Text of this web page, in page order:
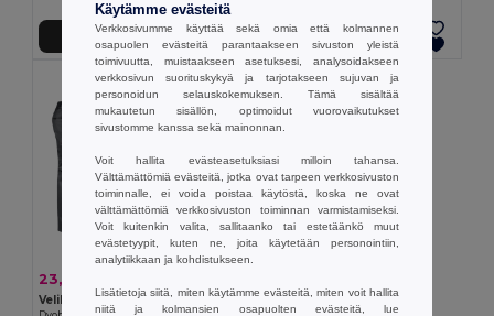
23,52 €
Velilla 36029
Käytämme evästeitä
Verkkosivumme käyttää sekä omia että kolmannen
osapuolen evästeitä parantaakseen sivuston yleistä
toimivuutta, muistaakseen asetuksesi, analysoidakseen
verkkosivun suorituskykyä ja tarjotakseen sujuvan ja
personoidun selauskokemuksen. Tämä sisältää
mukautetun sisällön, optimoidut vuorovaikutukset
sivustomme kanssa sekä mainonnan.
Voit hallita evästeasetuksiasi milloin tahansa.
Välttämättömiä evästeitä, jotka ovat tarpeen verkkosivuston
toiminnalle, ei voida poistaa käytöstä, koska ne ovat
välttämättömiä verkkosivuston toiminnan varmistamiseksi.
Voit kuitenkin valita, sallitaanko tai estetäänkö muut
evästetyypit, kuten ne, joita käytetään personointiin,
analytiikkaan ja kohdistukseen.
Lisätietoja siitä, miten käytämme evästeitä, miten voit hallita
niitä ja kolmansien osapuolten evästeitä, lue